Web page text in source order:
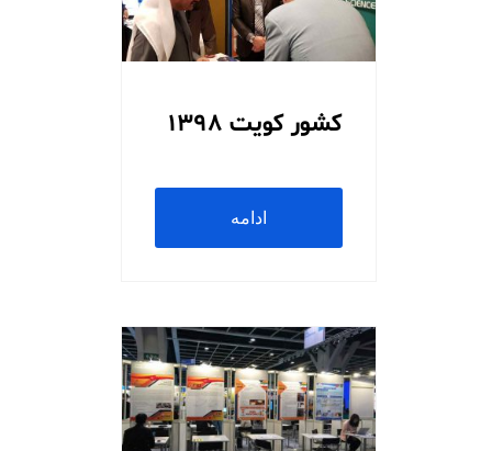
کشور کویت 1398
ادامه